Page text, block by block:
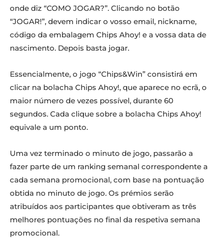
onde diz “COMO JOGAR?”. Clicando no botão
“JOGAR!”, devem indicar o vosso email, nickname,
código da embalagem Chips Ahoy! e a vossa data de
nascimento. Depois basta jogar.
Essencialmente, o jogo “Chips&Win” consistirá em
clicar na bolacha Chips Ahoy!, que aparece no ecrã, o
maior número de vezes possível, durante 60
segundos. Cada clique sobre a bolacha Chips Ahoy!
equivale a um ponto.
Uma vez terminado o minuto de jogo, passarão a
fazer parte de um ranking semanal correspondente a
cada semana promocional, com base na pontuação
obtida no minuto de jogo. Os prémios serão
atribuídos aos participantes que obtiveram as três
melhores pontuações no final da respetiva semana
promocional.